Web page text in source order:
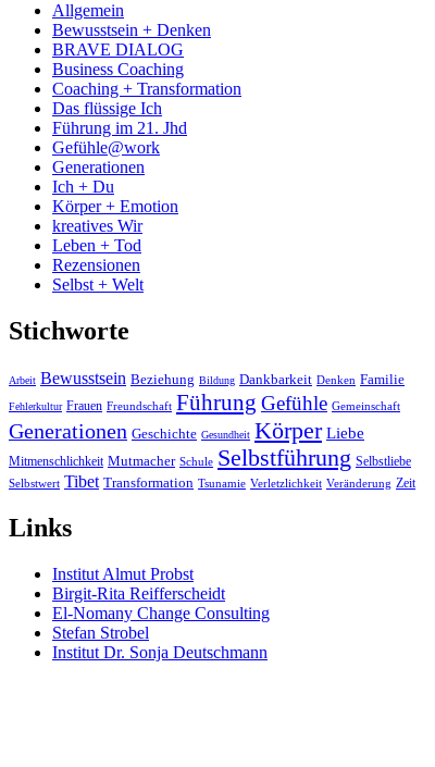
Allgemein
Bewusstsein + Denken
BRAVE DIALOG
Business Coaching
Coaching + Transformation
Das flüssige Ich
Führung im 21. Jhd
Gefühle@work
Generationen
Ich + Du
Körper + Emotion
kreatives Wir
Leben + Tod
Rezensionen
Selbst + Welt
Stichworte
Arbeit Bewusstsein Beziehung Bildung Dankbarkeit Denken Familie
Fehlerkultur Frauen Freundschaft Führung Gefühle Gemeinschaft
Generationen Geschichte Gesundheit Körper Liebe
Mitmenschlichkeit Mutmacher Schule Selbstführung Selbstliebe
Selbstwert Tibet Transformation Tsunamie Verletzlichkeit Veränderung Zeit
Links
Institut Almut Probst
Birgit-Rita Reifferscheidt
El-Nomany Change Consulting
Stefan Strobel
Institut Dr. Sonja Deutschmann